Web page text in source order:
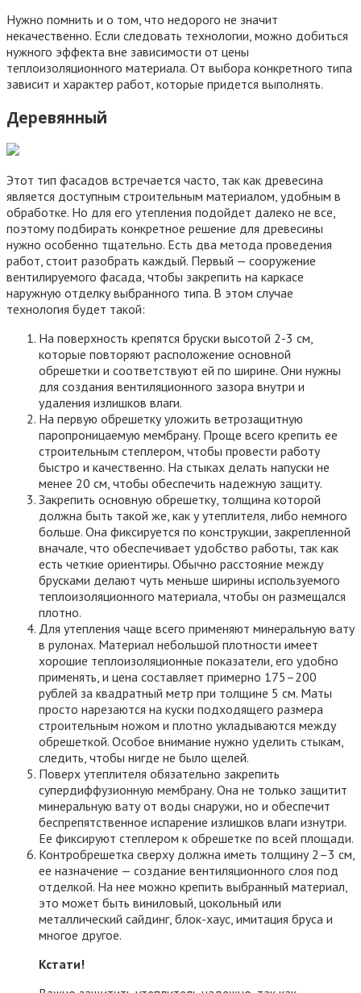
Нужно помнить и о том, что недорого не значит
некачественно. Если следовать технологии, можно добиться
нужного эффекта вне зависимости от цены
теплоизоляционного материала. От выбора конкретного типа
зависит и характер работ, которые придется выполнять.
Деревянный
Этот тип фасадов встречается часто, так как древесина
является доступным строительным материалом, удобным в
обработке. Но для его утепления подойдет далеко не все,
поэтому подбирать конкретное решение для древесины
нужно особенно тщательно. Есть два метода проведения
работ, стоит разобрать каждый. Первый — сооружение
вентилируемого фасада, чтобы закрепить на каркасе
наружную отделку выбранного типа. В этом случае
технология будет такой:
На поверхность крепятся бруски высотой 2-3 см,
которые повторяют расположение основной
обрешетки и соответствуют ей по ширине. Они нужны
для создания вентиляционного зазора внутри и
удаления излишков влаги.
На первую обрешетку уложить ветрозащитную
паропроницаемую мембрану. Проще всего крепить ее
строительным степлером, чтобы провести работу
быстро и качественно. На стыках делать напуски не
менее 20 см, чтобы обеспечить надежную защиту.
Закрепить основную обрешетку, толщина которой
должна быть такой же, как у утеплителя, либо немного
больше. Она фиксируется по конструкции, закрепленной
вначале, что обеспечивает удобство работы, так как
есть четкие ориентиры. Обычно расстояние между
брусками делают чуть меньше ширины используемого
теплоизоляционного материала, чтобы он размещался
плотно.
Для утепления чаще всего применяют минеральную вату
в рулонах. Материал небольшой плотности имеет
хорошие теплоизоляционные показатели, его удобно
применять, и цена составляет примерно 175–200
рублей за квадратный метр при толщине 5 см. Маты
просто нарезаются на куски подходящего размера
строительным ножом и плотно укладываются между
обрешеткой. Особое внимание нужно уделить стыкам,
следить, чтобы нигде не было щелей.
Поверх утеплителя обязательно закрепить
супердиффузионную мембрану. Она не только защитит
минеральную вату от воды снаружи, но и обеспечит
беспрепятственное испарение излишков влаги изнутри.
Ее фиксируют степлером к обрешетке по всей площади.
Контробрешетка сверху должна иметь толщину 2–3 см,
ее назначение — создание вентиляционного слоя под
отделкой. На нее можно крепить выбранный материал,
это может быть виниловый, цокольный или
металлический сайдинг, блок-хаус, имитация бруса и
многое другое.
Кстати!